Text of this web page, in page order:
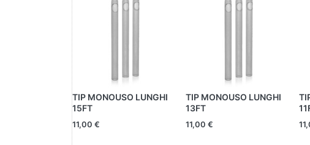
TIP MONOUSO LUNGHI
15FT
11,00 €
TIP MONOUSO LUNGHI
13FT
11,00 €